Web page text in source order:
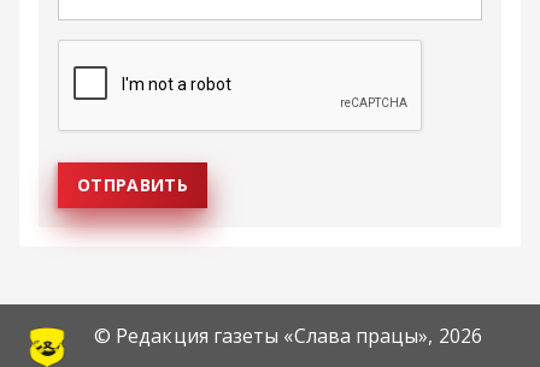
© Редакция газеты «Слава працы», 2026